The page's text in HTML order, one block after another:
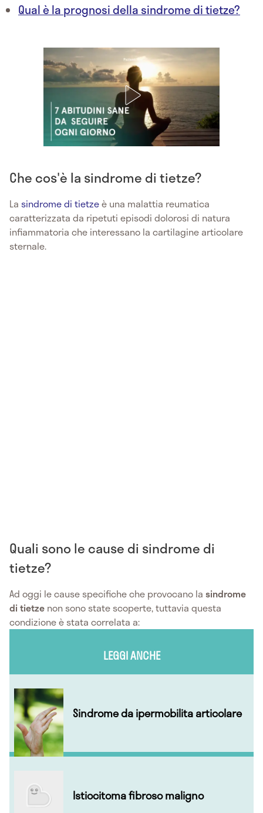
Qual è la prognosi della sindrome di tietze?
Che cos'è la sindrome di tietze?
La sindrome di tietzeè una malattia reumatica
caratterizzata da ripetuti episodi dolorosi di natura
infiammatoria che interessano la cartilagine articolare
sternale.
Quali sono le cause di sindrome di
tietze?
Ad oggi le cause specifiche che provocano la sindrome
di tietze non sono state scoperte, tuttavia questa
condizione è stata correlata a:
LEGGI ANCHE
Sindrome da ipermobilita articolare
Istiocitoma fibroso maligno